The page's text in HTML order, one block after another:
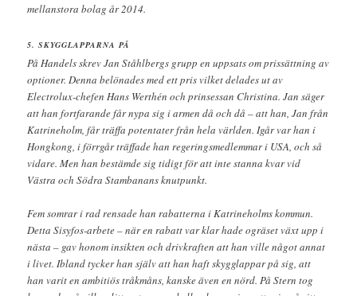
mellanstora bolag år 2014.
5. SKYGGLAPPARNA PÅ
På Handels skrev Jan Ståhlbergs grupp en uppsats om prissättning av
optioner. Denna belönades med ett pris vilket delades ut av
Electrolux-chefen Hans Werthén och prinsessan Christina. Jan säger
att han fortfarande får nypa sig i armen då och då – att han, Jan från
Katrineholm, får träffa potentater från hela världen. Igår var han i
Hongkong, i förrgår träffade han regeringsmedlemmar i USA, och så
vidare. Men han bestämde sig tidigt för att inte stanna kvar vid
Västra och Södra Stambanans knutpunkt.
Fem somrar i rad rensade han rabatterna i Katrineholms kommun.
Detta Sisyfos-arbete – när en rabatt var klar hade ogräset växt upp i
nästa – gav honom insikten och drivkraften att han ville något annat
i livet. Ibland tycker han själv att han haft skygglappar på sig, att
han varit en ambitiös tråkmåns, kanske även en nörd. På Stern tog